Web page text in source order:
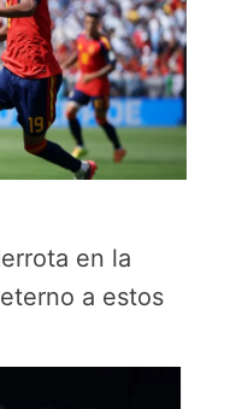
en la
a estos